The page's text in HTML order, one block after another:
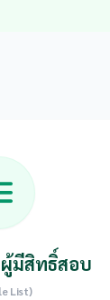
มีสิทธิ์สอบ
List)